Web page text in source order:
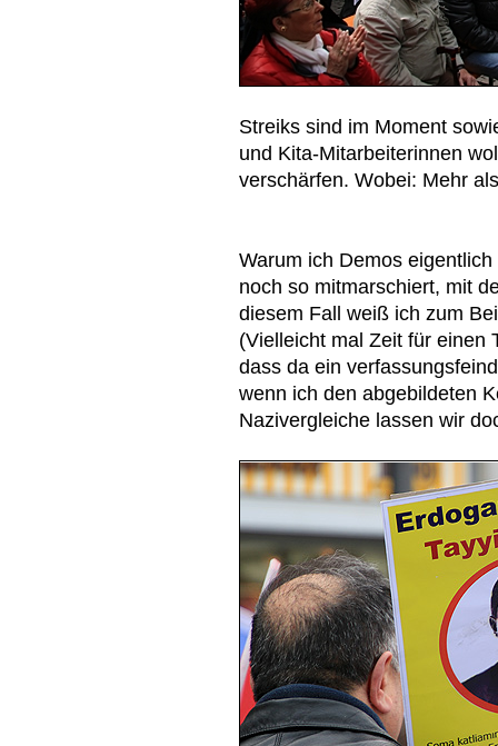
Streiks sind im Moment
und Kita-Mitarbeiterinnen
verschärfen. Wobei: Mehr
Warum ich Demos
noch so mitmarschiert, mit
diesem Fall weiß ich zum
(Vielleicht mal Zeit für
dass da ein
wenn ich den abgebildeten
Nazivergleiche lassen wir